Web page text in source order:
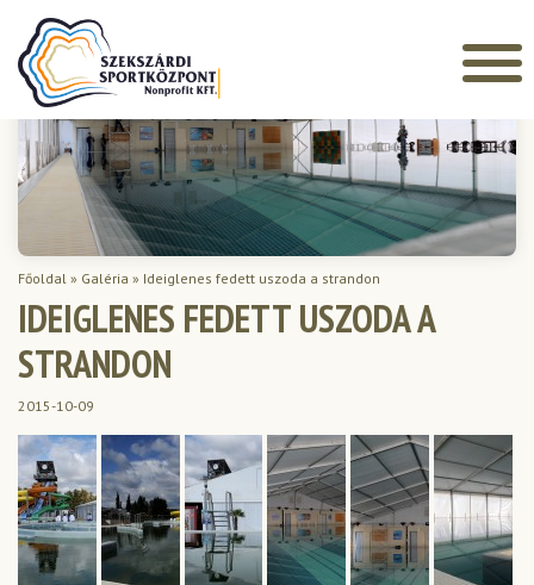
Főoldal » Galéria » Ideiglenes fedett uszoda a strandon
IDEIGLENES FEDETT USZODA A
STRANDON
2015-10-09